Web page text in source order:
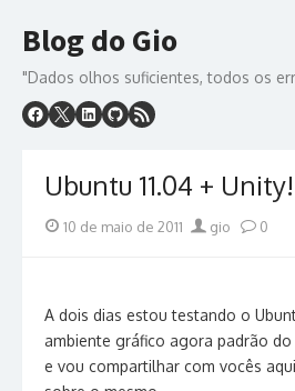
to
content
Blog do Gio
"Dados olhos suficientes, todos os
Ubuntu 11.04 + Unity!
Posted
10 de maio de 2011 Author
gio 0
A dois dias estou testando o
ambiente gráfico agora padrão
e vou compartilhar com vocês